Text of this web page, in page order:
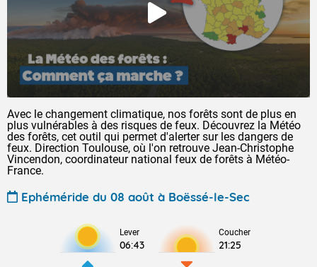
Avec le changement climatique, nos forêts sont de plus en
plus vulnérables à des risques de feux. Découvrez la Météo
des forêts, cet outil qui permet d'alerter sur les dangers de
feux. Direction Toulouse, où l'on retrouve Jean-Christophe
Vincendon, coordinateur national feux de forêts à Météo-
France.
Ephéméride du 08 août à Boëssé-le-Sec
Lever
06:43
Coucher
21:25